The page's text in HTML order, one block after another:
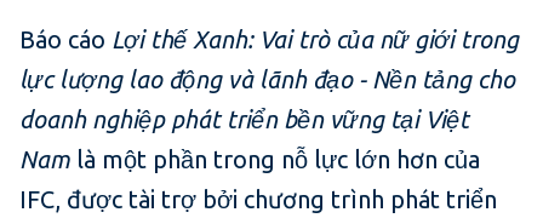
Báo cáo Lợi thế Xanh: Vai trò của nữ giới trong
lực lượng lao động và lãnh đạo - Nền tảng cho
doanh nghiệp phát triển bền vững tại Việt
Nam là một phần trong nỗ lực lớn hơn của
IFC, được tài trợ bởi chương trình phát triển